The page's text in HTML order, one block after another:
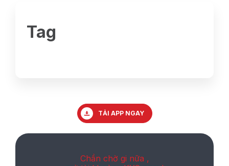
Tag
TẢI APP NGAY
Chần chờ gi nữa ,